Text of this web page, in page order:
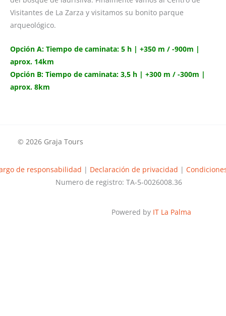
Visitantes de La Zarza y visitamos su bonito parque
arqueológico.
Opción A: Tiempo de caminata: 5 h | +350 m / -900m |
aprox. 14km
Opción B: Tiempo de caminata: 3,5 h | +300 m / -300m |
aprox. 8km
© 2026 Graja Tours
de responsabilidad | Declaración de privacidad |
Numero de registro: TA-5-0026008.36
Powered by IT La Palma